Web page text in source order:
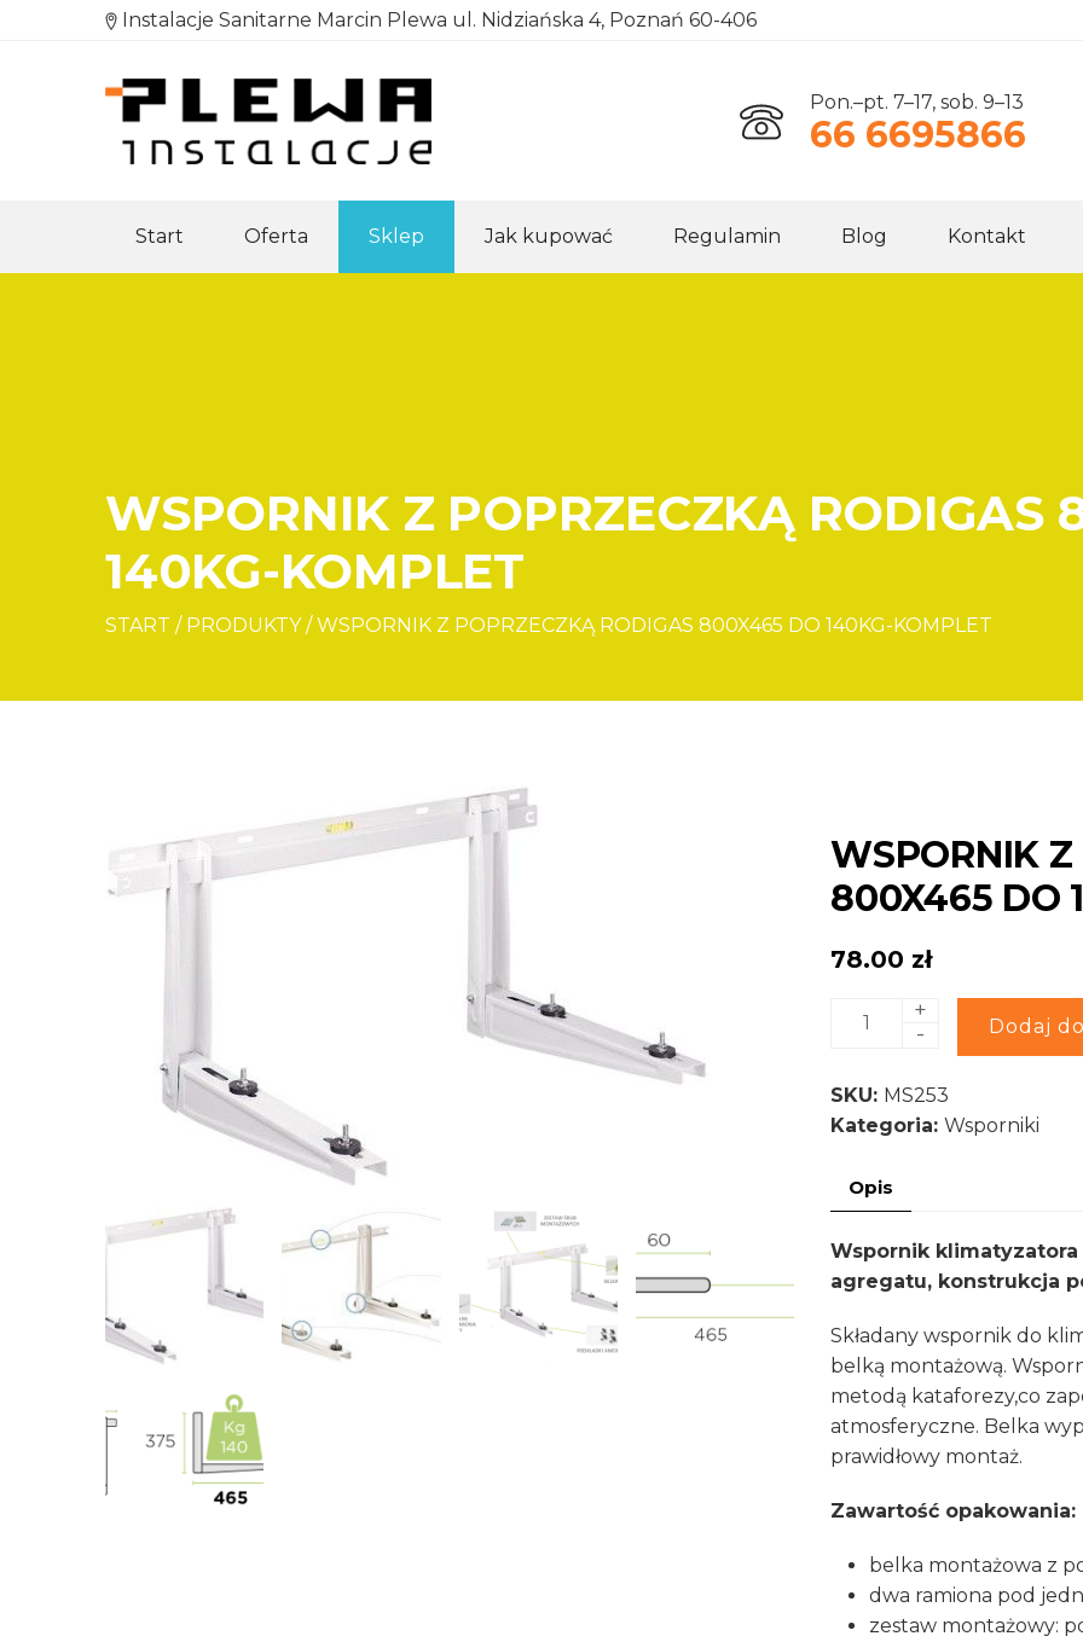
Instalacje Sanitarne Marcin Plewa ul. Nidziańska 4, Poznań 60-406
Pon.–pt. 7–17, sob. 9–13
66 6695866
Start Oferta Sklep Jak kupować Regulamin Blog Kontakt
WSPORNIK Z POPRZECZKĄ RODIGAS
140KG-KOMPLET
START / PRODUKTY / WSPORNIK Z POPRZECZKĄ RODIGAS 800X465 DO 140KG-KOMPLET
WSPORNIK Z
800X465 DO
78.00 zł
ilość
WSPORNIK
POPRZECZKĄ
RODIGAS
DO
KOMPLET
+
-
Dodaj
Alternative:
SKU: MS253
Kategoria: Wsporniki
Opis
Wspornik klimatyzatora
agregatu, konstrukcja
Składany wspornik do
belką montażową.
metodą kataforezy,co
atmosferyczne. Belka
prawidłowy montaż.
Zawartość opakowania:
belka montażowa z
dwa ramiona pod
zestaw montażowy: